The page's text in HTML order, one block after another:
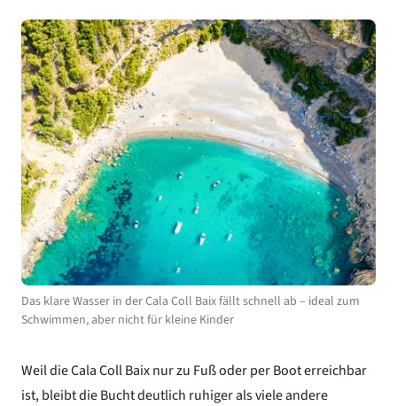
Das klare Wasser in der Cala Coll Baix fällt schnell ab – ideal zum
Schwimmen, aber nicht für kleine Kinder
Weil die Cala Coll Baix nur zu Fuß oder per Boot erreichbar
ist, bleibt die Bucht deutlich ruhiger als viele andere